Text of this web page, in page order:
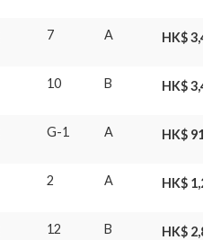
7 A HK$
10 B HK$
G-1 A HK$
2 A HK$
12 B HK$